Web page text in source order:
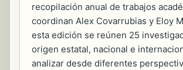
recopilación anual de trabajos
coordinan Alex Covarrubias y Eloy
esta edición se reúnen 25
origen estatal, nacional e
analizar desde diferentes